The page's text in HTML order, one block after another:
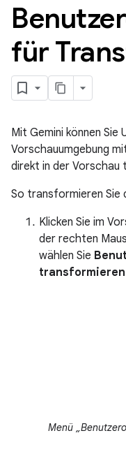
für
Mit Gemini können
Vorschauumgebung
direkt in der Vorschau
So transformieren Sie
Klicken Sie im
der rechten
wählen Sie
transformieren
Menü